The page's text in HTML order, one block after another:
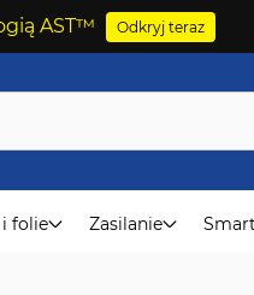
AST™ Odkryj teraz
i folie Zasilanie